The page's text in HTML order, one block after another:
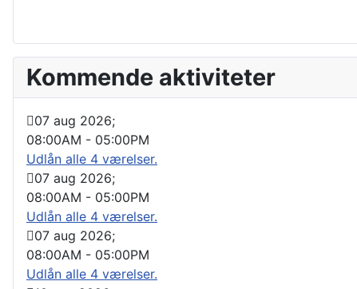
Kommende aktiviteter
07 aug 2026;
08:00AM - 05:00PM
Udlån alle 4 værelser.
07 aug 2026;
08:00AM - 05:00PM
Udlån alle 4 værelser.
07 aug 2026;
08:00AM - 05:00PM
Udlån alle 4 værelser.